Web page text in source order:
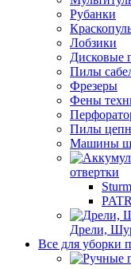
Рубанки
Лобзики
Дисковые
Пилы
Фрезеры
Фены
Пилы
Машины
отвертки
Дрели,
Все для уборки